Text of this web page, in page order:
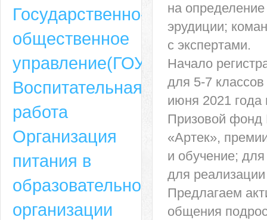
Адрес
659635, Алтайский край, Алтайский район, село Ая, ул. Школьная 11.
6-49, электронный адрес: aja_70@mail.ru
на
эрудиции;
с экспертами.
Начало
для 5-7
июня 2021 года
Призовой фонд
«Артек»,
и обучение;
для
Предлагаем
общения
Государственно-
общественное
управление(ГОУ)
Воспитательная
работа
Организация
питания в
образовательной
организации